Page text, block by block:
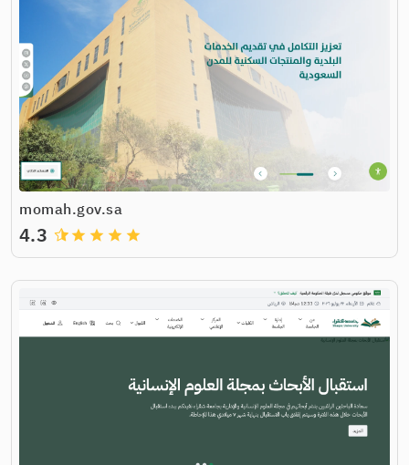
momah.gov.sa
grade
grade
grade
grade
4.3